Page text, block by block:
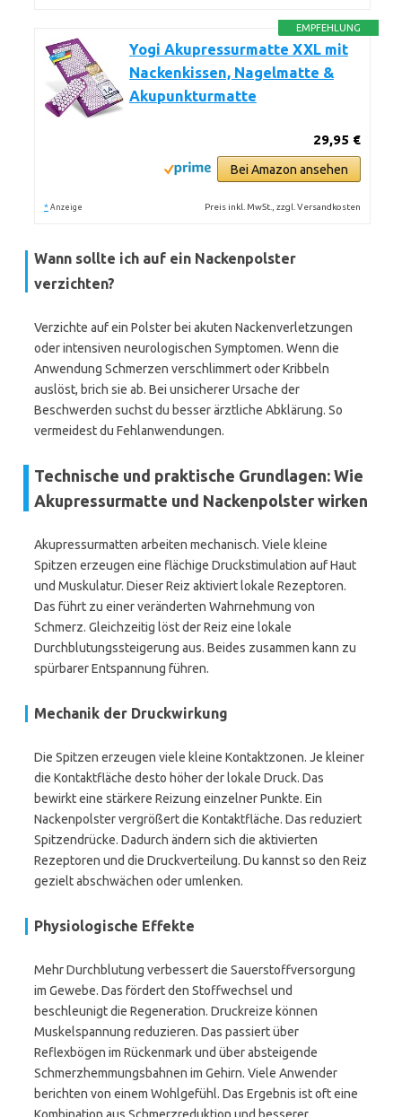
EMPFEHLUNG
Yogi Akupressurmatte XXL mit
Nackenkissen, Nagelmatte &
Akupunkturmatte
29,95 €
Bei Amazon ansehen
* Anzeige Preis inkl. MwSt., zzgl. Versandkosten
Wann sollte ich auf ein Nackenpolster
verzichten?
Verzichte auf ein Polster bei akuten Nackenverletzungen
oder intensiven neurologischen Symptomen. Wenn die
Anwendung Schmerzen verschlimmert oder Kribbeln
auslöst, brich sie ab. Bei unsicherer Ursache der
Beschwerden suchst du besser ärztliche Abklärung. So
vermeidest du Fehlanwendungen.
Technische und praktische Grundlagen: Wie
Akupressurmatte und Nackenpolster wirken
Akupressurmatten arbeiten mechanisch. Viele kleine
Spitzen erzeugen eine flächige Druckstimulation auf Haut
und Muskulatur. Dieser Reiz aktiviert lokale Rezeptoren.
Das führt zu einer veränderten Wahrnehmung von
Schmerz. Gleichzeitig löst der Reiz eine lokale
Durchblutungssteigerung aus. Beides zusammen kann zu
spürbarer Entspannung führen.
Mechanik der Druckwirkung
Die Spitzen erzeugen viele kleine Kontaktzonen. Je kleiner
die Kontaktfläche desto höher der lokale Druck. Das
bewirkt eine stärkere Reizung einzelner Punkte. Ein
Nackenpolster vergrößert die Kontaktfläche. Das reduziert
Spitzendrücke. Dadurch ändern sich die aktivierten
Rezeptoren und die Druckverteilung. Du kannst so den Reiz
gezielt abschwächen oder umlenken.
Physiologische Effekte
Mehr Durchblutung verbessert die Sauerstoffversorgung
im Gewebe. Das fördert den Stoffwechsel und
beschleunigt die Regeneration. Druckreize können
Muskelspannung reduzieren. Das passiert über
Reflexbögen im Rückenmark und über absteigende
Schmerzhemmungsbahnen im Gehirn. Viele Anwender
berichten von einem Wohlgefühl. Das Ergebnis ist oft eine